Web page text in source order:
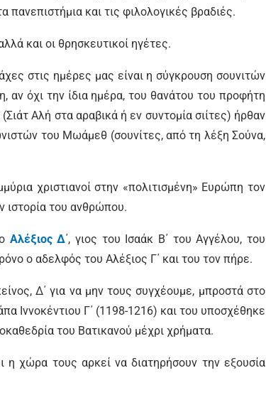
πανεπιστήμια και τις φιλολογικές βραδιές.
και οι θρησκευτικοί ηγέτες.
στις ημέρες μας είναι η σύγκρουση σουνιτών
αν όχι την ίδια ημέρα, του θανάτου του προφήτη
Αλή στα αραβικά ή εν συντομία σιίτες) ήρθαν
του Μωάμεθ (σουνίτες, από τη λέξη Σούνα,
χριστιανοί στην «πολιτισμένη» Ευρώπη τον
ιστορία του ανθρώπου.
Αλέξιος Δ΄, γιος του Ισαάκ Β΄ του Αγγέλου, του
ο αδελφός του Αλέξιος Γ΄ και του τον πήρε.
Δ΄ για να μην τους συγχέουμε, μπροστά στο
Ιννοκέντιου Γ΄ (1198-1216) και του υποσχέθηκε
του Βατικανού μέχρι χρήματα.
η χώρα τους αρκεί να διατηρήσουν την εξουσία